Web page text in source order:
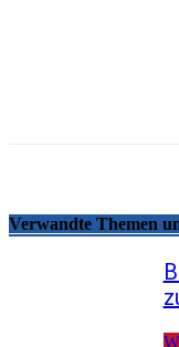
Verwandte Themen